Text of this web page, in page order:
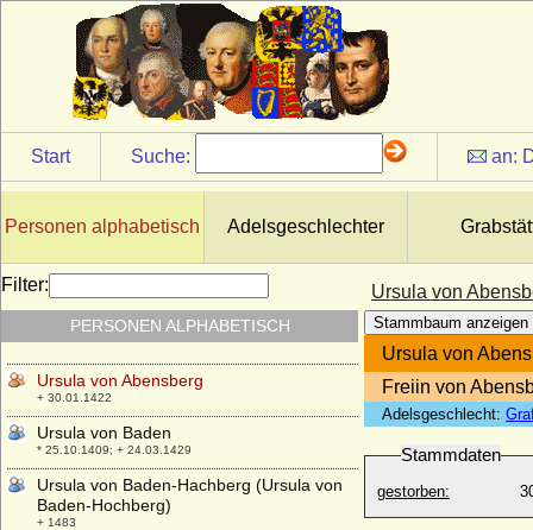
Start Suche: an:
Personen alphabetisch Adelsgeschlechter
Ursula von
Stammbaum anzeigen
Ursula von
Freiin von
Adelsgeschlecht:
Stammdaten
gestorben:
Filter:
PERSONEN ALPHABETISCH
Ursula Margarethe Konstantia Louisa von
Callenberg, Gräfin
* 25.08.1752; + 29.08.1803
Ursula Marianne von Kittlitz, Freiin
* 27.06.1640; + 26.03.1694
Ursula Philipota van Raesfeld
Ursula Regina Maria von Friesen
* 27.08.1658; + 29.10.1714
Ursula Sophie von Katte (a.d.H. Vieritz)
* 26.08.1611; + 27.02.1670
Ursula van Reede (Ursulina van Reede)
* 30.05.1719; + 31.10.1747
Ursula von Abensberg
+ 30.01.1422
Ursula von Baden
* 25.10.1409; + 24.03.1429
Ursula von Baden-Hachberg (Ursula von
Baden-Hochberg)
+ 1483